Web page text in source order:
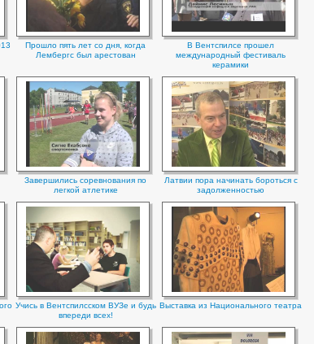
Прошло пять лет со дня, когда
Лембергс был арестован
В Вентспилсе прошел
международный фестиваль
керамики
Завершились соревнования по
легкой атлетике
Латвии пора начинать бороться с
задолженностью
Учись в Вентспилсском ВУЗе и будь
впереди всех!
Выставка из Национального театра